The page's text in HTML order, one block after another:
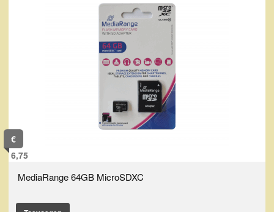
€
6,75
MediaRange 64GB MicroSDXC